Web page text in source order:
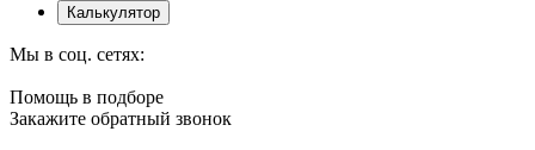
Калькулятор
Мы в соц. сетях:
Помощь в подборе
Закажите обратный звонок